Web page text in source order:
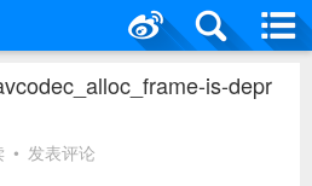
is-depr
• 发表评论